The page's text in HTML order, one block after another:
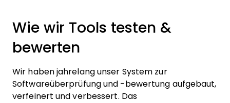
Wie wir Tools testen &
bewerten
Wir haben jahrelang unser System zur
Softwareüberprüfung und -bewertung aufgebaut,
verfeinert und verbessert. Das